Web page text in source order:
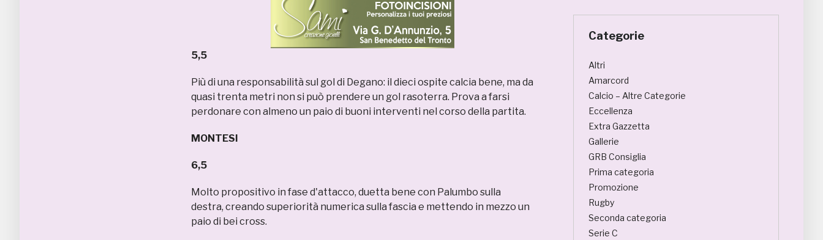
5,5
Più di una responsabilità sul gol di Degano: il dieci ospite calcia bene, ma da
quasi trenta metri non si può prendere un gol rasoterra. Prova a farsi
perdonare con almeno un paio di buoni interventi nel corso della partita.
MONTESI
6,5
Molto propositivo in fase d'attacco, duetta bene con Palumbo sulla
destra, creando superiorità numerica sulla fascia e mettendo in mezzo un
paio di bei cross.
Categorie
Altri
Amarcord
Calcio – Altre Categorie
Eccellenza
Extra Gazzetta
Gallerie
GRB Consiglia
Prima categoria
Promozione
Rugby
Seconda categoria
Serie C